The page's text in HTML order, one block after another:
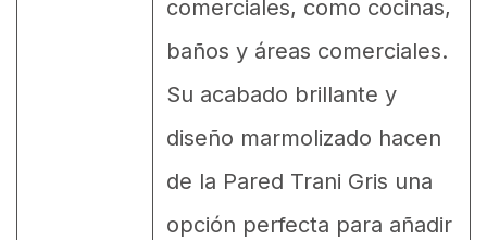
comerciales, como cocinas,
baños y áreas comerciales.
Su acabado brillante y
diseño marmolizado hacen
de la Pared Trani Gris una
opción perfecta para añadir